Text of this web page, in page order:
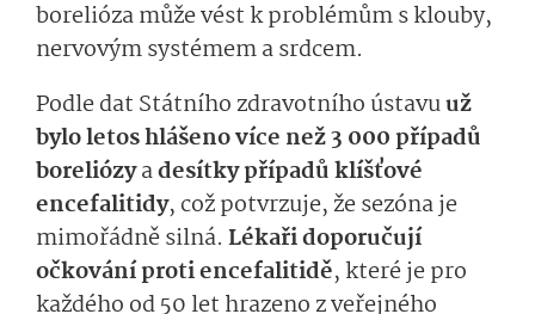
borelióza může vést k problémům s klouby,
nervovým systémem a srdcem.
Podle dat Státního zdravotního ústavuuž
bylo letos hlášeno více než 3 000 případů
boreliózyadesítky případů klíšťové
encefalitidy, což potvrzuje, že sezóna je
mimořádně silná. Lékaři doporučují
očkování proti encefalitidě, které je pro
každého od 50 let hrazeno z veřejného